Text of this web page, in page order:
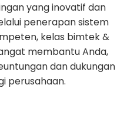
yang inovatif dan
penerapan sistem
kelas bimtek &
membantu Anda,
dan dukungan
perusahaan.